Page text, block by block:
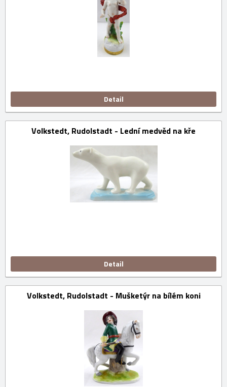
Detail
Volkstedt, Rudolstadt - Lední medvěd na kře
Detail
Volkstedt, Rudolstadt - Mušketýr na bílém koni